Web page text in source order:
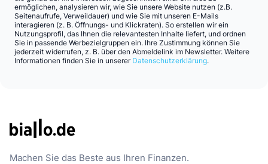
ermöglichen, analysieren wir, wie Sie unsere Website nutzen (z.B.
Seitenaufrufe, Verweildauer) und wie Sie mit unseren E-Mails
interagieren (z. B. Öffnungs- und Klickraten). So erstellen wir ein
Nutzungsprofil, das Ihnen die relevantesten Inhalte liefert, und ordnen
Sie in passende Werbezielgruppen ein. Ihre Zustimmung können Sie
jederzeit widerrufen, z. B. über den Abmeldelink im Newsletter. Weitere
Informationen finden Sie in unserer Datenschutzerklärung.
Machen Sie das Beste aus Ihren Finanzen.